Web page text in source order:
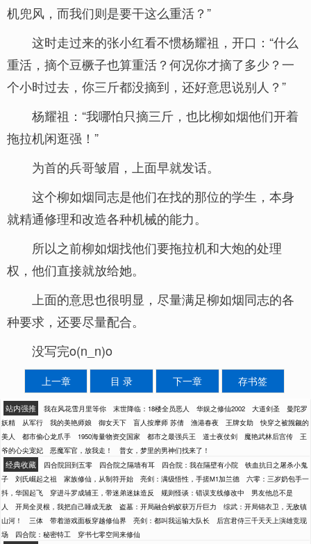
机兜风，而我们则是要干这么重活？”
这时走过来的张小红看不惯杨耀祖，开口：“什么
重活，摘个豆橛子也算重活？何况你才摘了多少？一
个小时过去，你三斤都没摘到，还好意思说别人？”
杨耀祖：“我哪怕只摘三斤，也比柳如烟他们开着
拖拉机闲逛强！”
为首的兵哥皱眉，上面早就发话。
这个柳如烟同志是他们在找的那位的学生，本身
就精通修理和改造各种机械的能力。
所以之前柳如烟找他们要拖拉机和大炮的处理
权，他们直接就放给她。
上面的意思也很明显，尽量满足柳如烟同志的各
种要求，还要尽量配合。
没写完o(n_n)o
上一章 目 录 下一章 存书签
站内强推 我在风花雪月里等你 末世降临：18楼全员恶人 华娱之修仙2002 大道剑圣
曼陀罗
妖精
从军行 我的美艳师娘 御女天下 盲人按摩师 苏倩 渔港春夜 王牌女助
快穿之被觊觎的
美人
都市偷心龙爪手 1950海量物资交国家 都市之最强兵王 道士夜仗剑 魔艳武林后宫传
王
爷的心尖宠妃
恶魔军官，放我走！ 普女，梦里的男神们找来了！
经典收藏 四合院回到五零 四合院之隔墙有耳 四合院：我在隔壁有小院
铁血抗日之屠杀小鬼
子
刘氏崛起之祖 家族修仙，从制符开始 亮剑：满级悟性，手搓M1加兰德
六零：三岁奶包手一
抖，华国起飞
穿进斗罗成辅王，带迷弟迷妹造反 规则怪谈：错误支线修改中
男友他总不是
人
开局全灵根，我把自己睡成无敌 盗墓：开局融合蚂蚁获万斤巨力
综武：开局锦衣卫，无敌镇
山河！
三体 带着游戏面板穿越修仙界 亮剑：都叫我运输大队长
后宫君侍三千天天上演雄竞现
场
四合院：秘密特工 穿书七零空间来修仙